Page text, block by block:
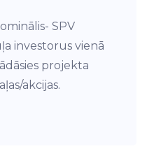
SPV
investorus vienā
projekta
akcijas.